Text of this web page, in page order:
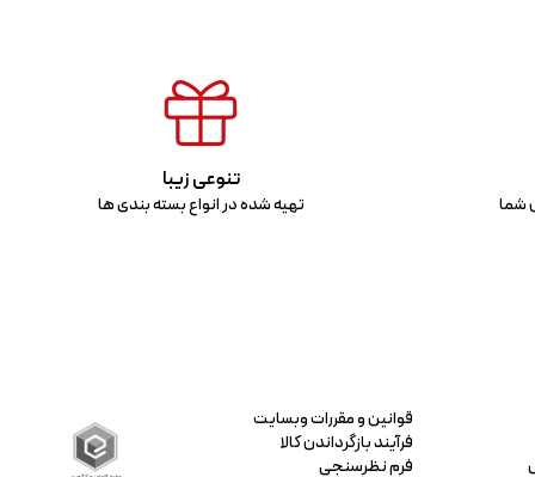
شما
تنوعی زیبا
تهیه شده در انواع بسته بندی ها
قوانین و مقررات وبسایت
فرآیند بازگرداندن کالا
فرم نظرسنجی